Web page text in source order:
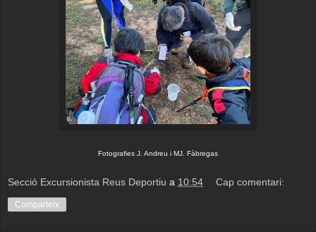
Fotografies J. Andreu i MJ. Fàbregas
Secció Excursionista Reus Deportiu a 10:54 Cap comentari:
Comparteix